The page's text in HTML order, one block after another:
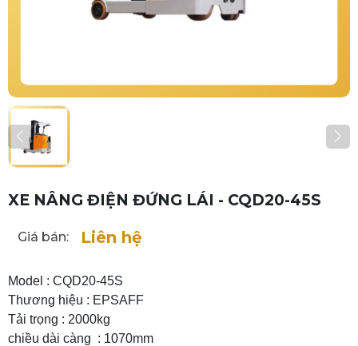
XE NÂNG ĐIỆN ĐỨNG LÁI - CQD20-45S
Giá bán: Liên hệ
Model : CQD20-45S
Thương hiệu : EPSAFF
Tải trọng : 2000kg
chiều dài càng : 1070mm